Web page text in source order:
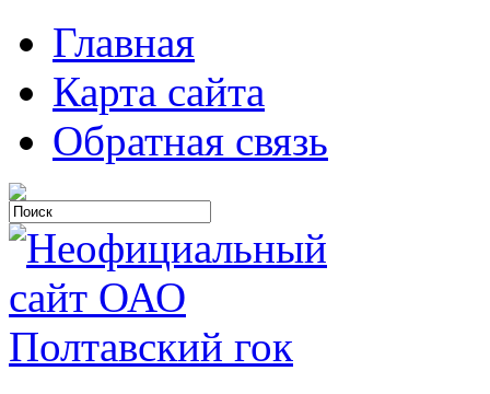
Главная
Карта сайта
Обратная связь